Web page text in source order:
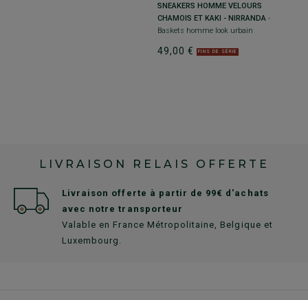
SNEAKERS HOMME VELOURS
CHAMOIS ET KAKI - NIRRANDA -
Baskets homme look urbain
49,00 € FINS DE SÉRIE
LIVRAISON RELAIS OFFERTE
Livraison offerte à partir de 99€ d'achats
avec notre transporteur
Valable en France Métropolitaine, Belgique et
Luxembourg.